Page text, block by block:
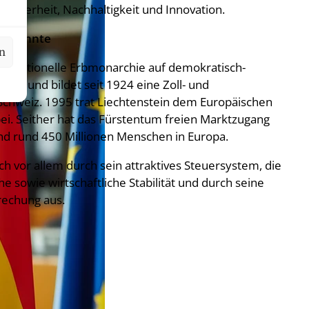
Nachhaltigkeit und Innovation.
Erbmonarchie auf demokratisch-
und bildet seit 1924 eine Zoll- und
1995 trat Liechtenstein dem Europäischen
Seither hat das Fürstentum freien Marktzugang
rund 450 Millionen Menschen in Europa.
vor allem durch sein attraktives Steuersystem, die
sowie wirtschaftliche Stabilität und durch seine
aus.